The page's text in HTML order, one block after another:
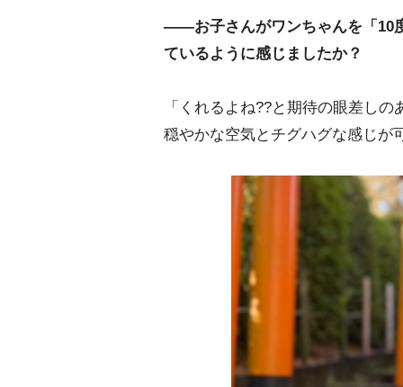
――お子さんがワンちゃんを「10
ているように感じましたか？
「くれるよね??と期待の眼差し
穏やかな空気とチグハグな感じが